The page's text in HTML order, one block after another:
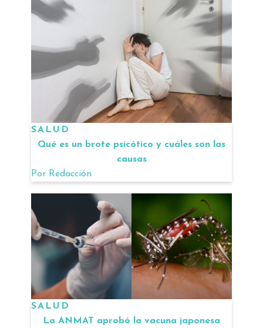
SALUD
Qué es un brote psicótico y cuáles son las
causas
Por Redacción
SALUD
La ANMAT aprobó la vacuna japonesa